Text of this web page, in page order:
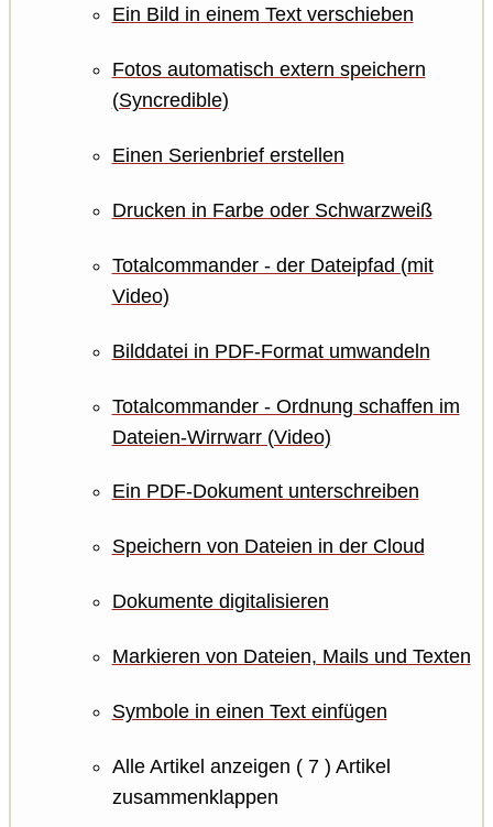
Ein Bild in einem Text verschieben
Fotos automatisch extern speichern
(Syncredible)
Einen Serienbrief erstellen
Drucken in Farbe oder Schwarzweiß
Totalcommander - der Dateipfad (mit
Video)
Bilddatei in PDF-Format umwandeln
Totalcommander - Ordnung schaffen im
Dateien-Wirrwarr (Video)
Ein PDF-Dokument unterschreiben
Speichern von Dateien in der Cloud
Dokumente digitalisieren
Markieren von Dateien, Mails und Texten
Symbole in einen Text einfügen
Alle Artikel anzeigen ( 7 ) Artikel
zusammenklappen